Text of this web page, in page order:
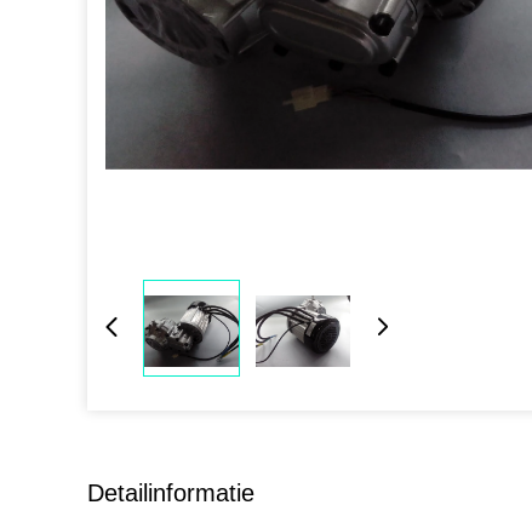
Detailinformatie